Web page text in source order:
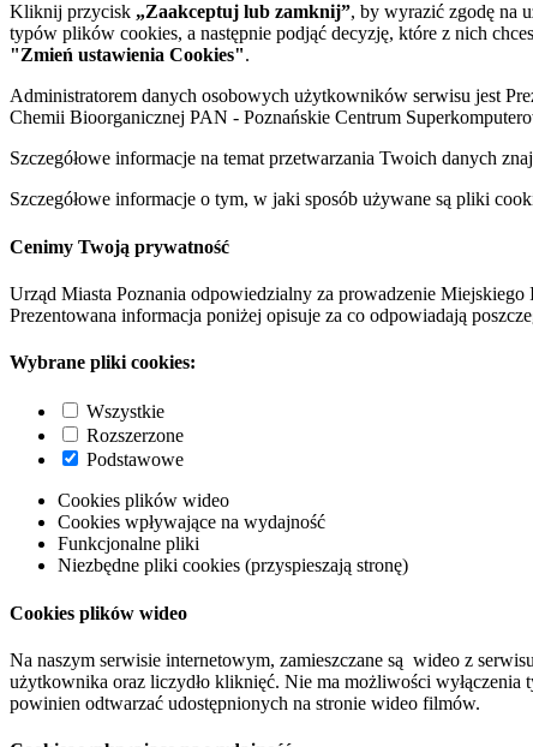
Kliknij przycisk „Zaakceptuj lub zamknij”, by wyrazić zgodę na
typów plików cookies, a następnie podjąć decyzję, które z nich
"Zmień ustawienia Cookies".
Administratorem danych osobowych użytkowników serwisu jest
Chemii Bioorganicznej PAN - Poznańskie Centrum
Szczegółowe informacje na temat przetwarzania Twoich danych
Szczegółowe informacje o tym, w jaki sposób używane są pliki
Cenimy Twoją prywatność
Urząd Miasta Poznania odpowiedzialny za prowadzenie
Prezentowana informacja poniżej opisuje za co odpowiadają
Wybrane pliki cookies:
Wszystkie
Rozszerzone
Podstawowe
Cookies plików wideo
Cookies wpływające na wydajność
Funkcjonalne pliki
Niezbędne pliki cookies (przyspieszają stronę)
Cookies plików wideo
Na naszym serwisie internetowym, zamieszczane są wideo z
użytkownika oraz liczydło kliknięć. Nie ma możliwości
powinien odtwarzać udostępnionych na stronie wideo filmów.